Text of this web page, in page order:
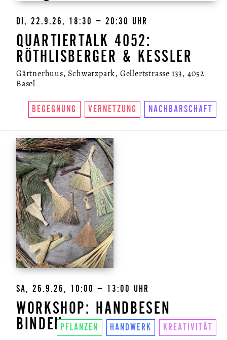
DI, 22.9.26, 18:30 – 20:30 UHR
QUARTIERTALK 4052:
RÖTHLISBERGER & KESSLER
Gärtnerhuus, Schwarzpark, Gellertstrasse 133, 4052
Basel
BEGEGNUNG VERNETZUNG NACHBARSCHAFT
SA, 26.9.26, 10:00 – 13:00 UHR
WORKSHOP: HANDBESEN
BINDENPFLANZEN HANDWERK KREATIVITÄT